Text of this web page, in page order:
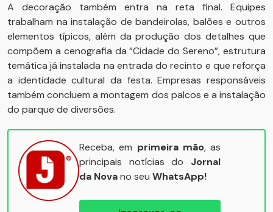
A decoração também entra na reta final. Equipes
trabalham na instalação de bandeirolas, balões e outros
elementos típicos, além da produção dos detalhes que
compõem a cenografia da “Cidade do Sereno”, estrutura
temática já instalada na entrada do recinto e que reforça
a identidade cultural da festa. Empresas responsáveis
também concluem a montagem dos palcos e a instalação
do parque de diversões.
Receba, em primeira mão, as
principais notícias do Jornal
da Novano seu WhatsApp!